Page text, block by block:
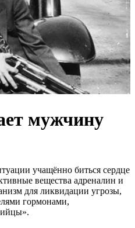
мужчину
учащённо биться сердце
вещества адреналин и
для ликвидации угрозы,
гормонами,